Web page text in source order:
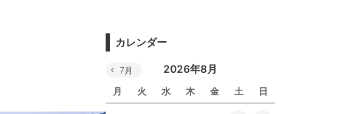
カレンダー
2026年8月
月 火 水 木 金 土 日
7月